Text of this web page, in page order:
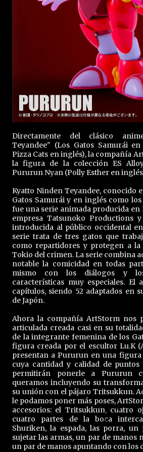
Directamente del clásico
Teyandee" (Los Gatos Samurái
Pizza Cats en inglés), la compañía
la figura de la colección ES
Pururun Nyan (Polly Esther en
Kyatto Ninden Teyandee, conocido
Gatos Samurái y en inglés como
fue una serie animada producida en
empresa Tatsunoko Productions
introducida al público occidental
serie trata de tres gatos que
como repartidores y protegen a la
Tokio del crimen. La serie combina
notable la comicidad en todas
mismo con los diálogos y
características muy especiales. El
capítulos, siendo 52 adaptados en
de Japón.
Ahora la compañía ArtStorm nos
articulada creada casi en su
de la integrante femenina de los
figura creada por el escultor Lu.K
presentan a Pururun en una figura
cuya cantidad y calidad de
permitirán ponerle a Pururun
queramos incluyendo su
su unión con el pájaro Tritsukkun.
le podamos poner más poses,
accesorios: el Tritsukkun, cuatro
cuatro partes de la boca
Shuriken, la espada, las porra,
sujetar las armas, un par de manos
un par de manos apuntando con los